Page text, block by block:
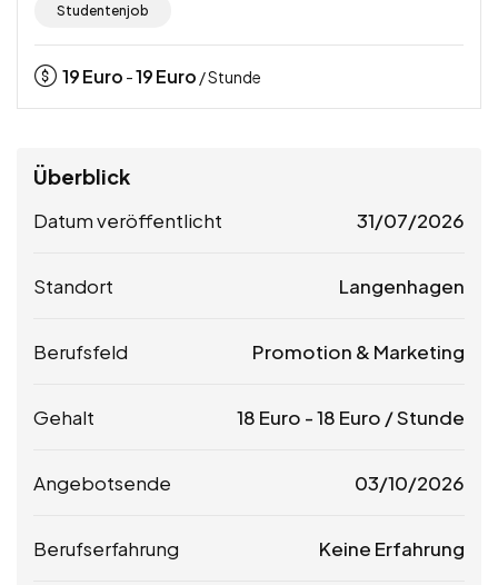
Studentenjob
19Euro -19Euro / Stunde
Überblick
Datum veröffentlicht 31/07/2026
Standort Langenhagen
Berufsfeld Promotion & Marketing
Gehalt 18 Euro -18 Euro / Stunde
Angebotsende 03/10/2026
Berufserfahrung Keine Erfahrung